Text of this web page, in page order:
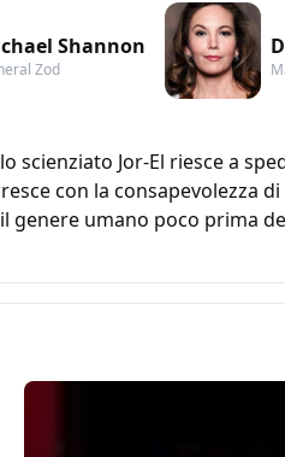
Shannon
Zod
Jor-El riesce a
con la consapevolezza
umano poco prima